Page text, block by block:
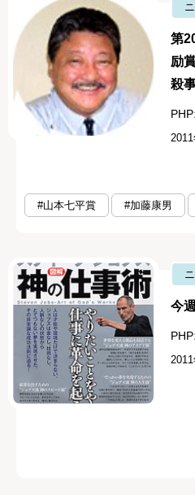
第
励
殺
#山本七平賞 #加藤康男
今